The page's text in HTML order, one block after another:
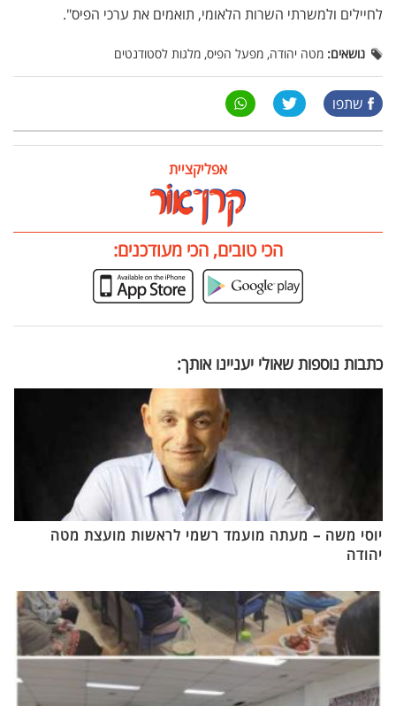
לחיילים ולמשרתי השרות הלאומי, תואמים את ערכי הפיס".
נושאים: מטה יהודה, מפעל הפיס, מלגות לסטודנטים
שתפו
אפליקציית
הכי טובים, הכי מעודכנים:
כתבות נוספות שאולי יעניינו אותך:
יוסי משה – מעתה מועמד רשמי לראשות מועצת מטה
יהודה